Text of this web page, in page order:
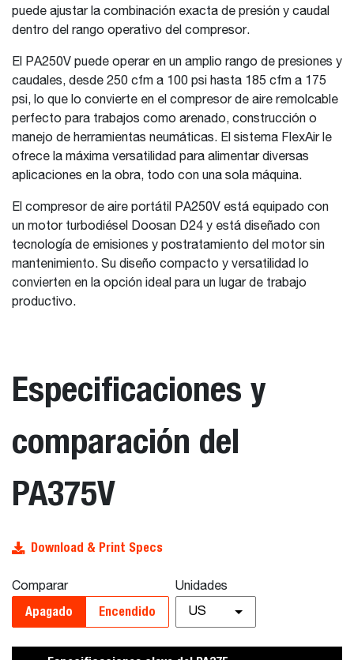
puede ajustar la combinación exacta de presión y caudal
dentro del rango operativo del compresor.
El PA250V puede operar en un amplio rango de presiones y
caudales, desde 250 cfm a 100 psi hasta 185 cfm a 175
psi, lo que lo convierte en el compresor de aire remolcable
perfecto para trabajos como arenado, construcción o
manejo de herramientas neumáticas. El sistema FlexAir le
ofrece la máxima versatilidad para alimentar diversas
aplicaciones en la obra, todo con una sola máquina.
El compresor de aire portátil PA250V está equipado con
un motor turbodiésel Doosan D24 y está diseñado con
tecnología de emisiones y postratamiento del motor sin
mantenimiento. Su diseño compacto y versatilidad lo
convierten en la opción ideal para un lugar de trabajo
productivo.
Especificaciones y
comparación del
PA375V
Download & Print Specs
Comparar
Apagado Encendido
Unidades
US